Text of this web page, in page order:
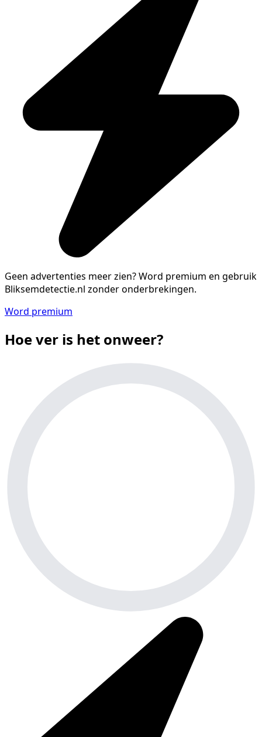
Geen advertenties meer zien?Word premium en gebruik
Bliksemdetectie.nl zonder onderbrekingen.
Word premium
Hoe ver is het onweer?